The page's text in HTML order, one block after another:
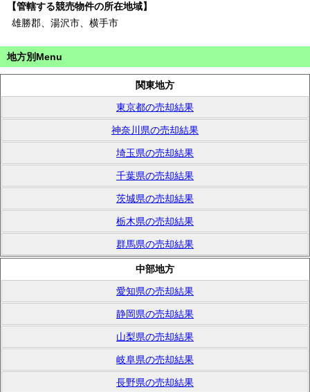
【管轄する競売物件の所在地域】
雄勝郡、湯沢市、横手市
地方別Menu
関東地方
東京都の売却結果
神奈川県の売却結果
埼玉県の売却結果
千葉県の売却結果
茨城県の売却結果
栃木県の売却結果
群馬県の売却結果
中部地方
愛知県の売却結果
静岡県の売却結果
山梨県の売却結果
岐阜県の売却結果
長野県の売却結果